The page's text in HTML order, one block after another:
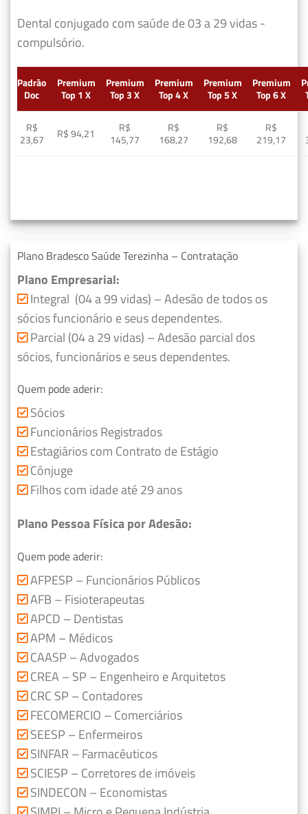
Dental conjugado com saúde de 03 a 29 vidas -
compulsório.
Padrão
Doc
Premium
Top 1 X
Premium
Top 3 X
Premium
Top 4 X
Premium
Top 5 X
Premium
Top 6 X
R$
23,67
R$ 94,21
R$
145,77
R$
168,27
R$
192,68
R$
219,17
Plano Bradesco Saúde Terezinha – Contratação
Plano Empresarial:
Integral (04 a 99 vidas) – Adesão de todos os
sócios funcionário e seus dependentes.
Parcial (04 a 29 vidas) – Adesão parcial dos
sócios, funcionários e seus dependentes.
Quem pode aderir:
Sócios
Funcionários Registrados
Estagiários com Contrato de Estágio
Cônjuge
Filhos com idade até 29 anos
Plano Pessoa Física por Adesão:
Quem pode aderir:
AFPESP – Funcionários Públicos
AFB – Fisioterapeutas
APCD – Dentistas
APM – Médicos
CAASP – Advogados
CREA – SP – Engenheiro e Arquitetos
CRC SP – Contadores
FECOMERCIO – Comerciários
SEESP – Enfermeiros
SINFAR – Farmacêuticos
SCIESP – Corretores de imóveis
SINDECON – Economistas